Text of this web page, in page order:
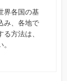
界各国の基
み、各地で
方法は、